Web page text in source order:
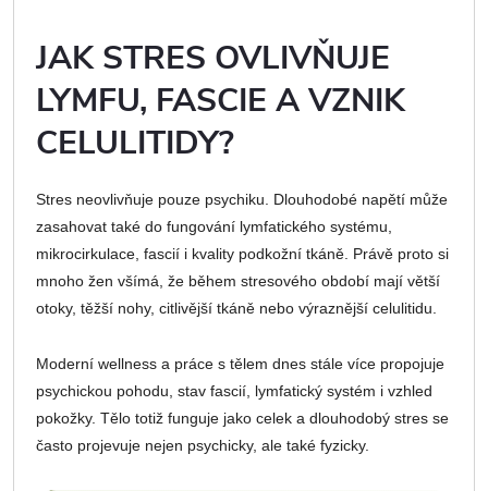
JAK STRES OVLIVŇUJE
LYMFU, FASCIE A VZNIK
CELULITIDY?
Stres neovlivňuje pouze psychiku. Dlouhodobé napětí může
zasahovat také do fungování lymfatického systému,
mikrocirkulace, fascií i kvality podkožní tkáně. Právě proto si
mnoho žen všímá, že během stresového období mají větší
otoky, těžší nohy, citlivější tkáně nebo výraznější celulitidu.
Moderní wellness a práce s tělem dnes stále více propojuje
psychickou pohodu, stav fascií, lymfatický systém i vzhled
pokožky. Tělo totiž funguje jako celek a dlouhodobý stres se
často projevuje nejen psychicky, ale také fyzicky.